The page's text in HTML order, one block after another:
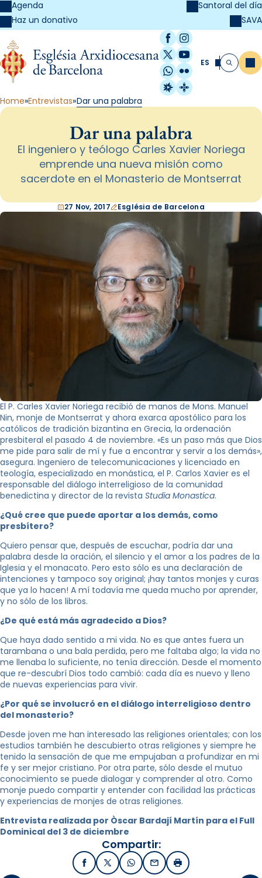
Agenda
Haz un donativo
Santoral del día
SAVA
Facebook
Instagram
X / Twitter
YouTube
WhatsApp
Flickr
Radio Estel
Catalunya
ES Buscar
Home Entrevistas Dar una palabra
Dar una palabra
El ingeniero y teólogo Carles Xavier Noriega
emprende una nueva misión como
sacerdote en el Monasterio de Montserrat
27 Nov, 2017 Església de Barcelona
El P. Carles Xavier Noriega recibió de manos de Mons. Manuel
Nin, monje de Montserrat y ahora exarca apostólico para los
católicos de tradición bizantina en Grecia, la ordenación
presbiteral el pasado 4 de noviembre. «Es un paso más que Dios
me pide para salir de mí y fue a encontrar y servir a los demás»,
asegura. Ingeniero de telecomunicaciones y licenciado en
teología, especializado en monástica, el P. Carlos Xavier es el
responsable del diálogo interreligioso de la comunidad
benedictina y director de la revista Studia Monastica.
¿Qué cree que puede aportar a los demás, como
presbítero?
Quiero pensar que, después de escuchar, podría dar una
palabra desde la oración, el silencio y el amor a los padres de la
Iglesia y el monacato. Pero esto sólo es una declaración de
intenciones y tampoco soy original; ¡hay tantos monjes y curas
que ya lo hacen! A mí todavía me queda mucho por aprender,
y no sólo de los libros.
¿De qué está más agradecido a Dios?
Que haya dado sentido a mi vida. No es que antes fuera un
tarambana o una bala perdida, pero me faltaba algo; la vida no
me llenaba lo suficiente, no tenía dirección. Desde el momento
que re-descubrí Dios todo cambió: cada día es nuevo y lleno
de nuevas experiencias para vivir.
¿Por qué se involucró en el diálogo interreligioso dentro
del monasterio?
Desde joven me han interesado las religiones orientales; con los
estudios también he descubierto otras religiones y siempre he
tenido la sensación de que me empujaban a profundizar en mi
fe y ser mejor cristiano. Por otra parte, sólo desde el mutuo
conocimiento se puede dialogar y comprender al otro. Como
monje puedo compartir y entender con facilidad las prácticas
y experiencias de monjes de otras religiones.
Entrevista realizada por Òscar Bardají Martín para el Full
Dominical del 3 de diciembre
Compartir:
FacebookX / TwitterWhatsApp
EmailImprimir